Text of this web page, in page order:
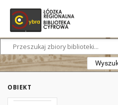
OBIEKT